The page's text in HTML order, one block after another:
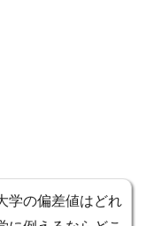
学の偏差値はどれ